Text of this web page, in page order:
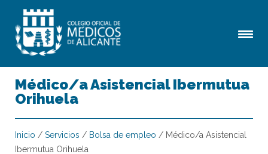
Médico/a Asistencial Ibermutua
Orihuela
Inicio / Servicios / Bolsa de empleo / Médico/a Asistencial
Ibermutua Orihuela